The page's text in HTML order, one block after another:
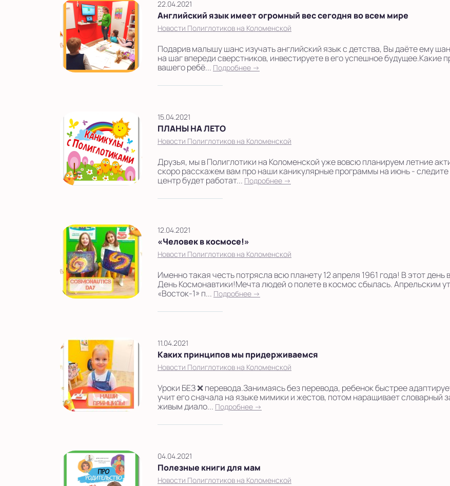
Показать на карте
Выбрать другой город
22.04.2021
Английский язык имеет огромный вес сегодня во всем мире
Новости Полиглотиков на Коломенской
Подарив малышу шанс изучать английский язык с детства, Вы даёте ему
на шаг впереди сверстников, инвестируете в его успешное будущее.Какие
вашего ребё... Подробнее →
15.04.2021
ПЛАНЫ НА ЛЕТО
Новости Полиглотиков на Коломенской
Друзья, мы в Полиглотики на Коломенской уже вовсю планируем летние
скоро расскажем вам про наши каникулярные программы на июнь -
центр будет работат... Подробнее →
12.04.2021
«Человек в космосе!»
Новости Полиглотиков на Коломенской
Именно такая честь потрясла всю планету 12 апреля 1961 года! В этот день
День Космонавтики!Мечта людей о полете в космос сбылась. Апрельским
«Восток-1» п... Подробнее →
11.04.2021
Каких принципов мы придерживаемся
Новости Полиглотиков на Коломенской
Уроки БЕЗ ❌ перевода.Занимаясь без перевода, ребенок быстрее
учит его сначала на языке мимики и жестов, потом наращивает словарный
живым диало... Подробнее →
04.04.2021
Полезные книги для мам
Новости Полиглотиков на Коломенской